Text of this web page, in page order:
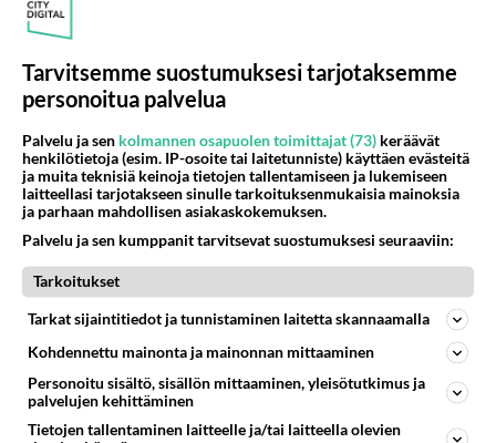
tai kävellen..
Moni iäkkäämpi ei näillä keleillä uskalla lähteä
kilometrien päästä liukastelemaan.
Äänestä Kommentoi
Anonyymi
2024-03-11 02:59:42
Moni iäkkäämpi ei näillä keleillä uskalla lähteä
Notta ihan yhtä liukas se katu on kaikille.
Nastakenkiä saa oli lapsi tahi aikuunen.
Äänestä Kommentoi
Tarvitsemme suostumuksesi tarjotaksemme
personoitua palvelua
Palvelu ja sen kolmannen osapuolen toimittajat (73) keräävät
henkilötietoja (esim. IP-osoite tai laitetunniste) käyttäen evästeitä
ja muita teknisiä keinoja tietojen tallentamiseen ja lukemiseen
laitteellasi tarjotakseen sinulle tarkoituksenmukaisia mainoksia
ja parhaan mahdollisen asiakaskokemuksen.
Palvelu ja sen kumppanit tarvitsevat suostumuksesi seuraaviin:
Tarkoitukset
Tarkat sijaintitiedot ja tunnistaminen laitetta skannaamalla
Kohdennettu mainonta ja mainonnan mittaaminen
Personoitu sisältö, sisällön mittaaminen, yleisötutkimus ja
palvelujen kehittäminen
Tietojen tallentaminen laitteelle ja/tai laitteella olevien